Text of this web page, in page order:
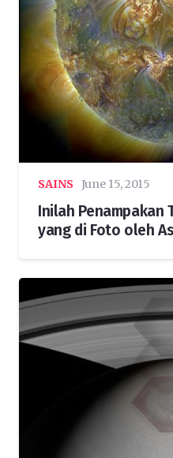
SAINS June 15, 2015
Inilah Penampakan
yang di Foto oleh